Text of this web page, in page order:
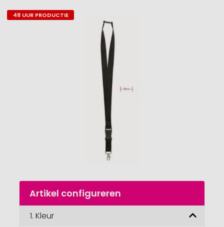
Naar
Naar
begin
48 UUR PRODUCTIE
Artikel configureren
1. Kleur